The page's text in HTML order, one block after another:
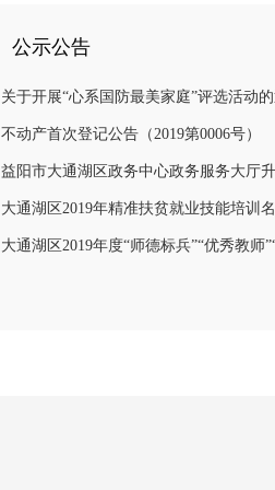
公示公告
关于开展“心系国防最美家庭”评选活动
不动产首次登记公告（2019第0006号）
大通湖区2019年精准扶贫就业技能培训